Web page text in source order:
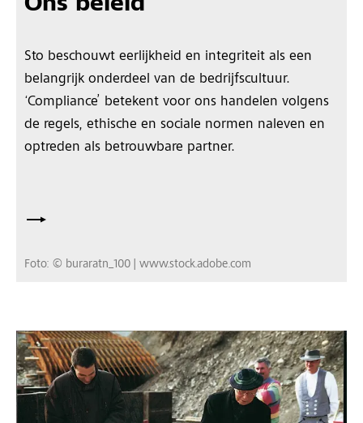
Ons beleid
Sto beschouwt eerlijkheid en integriteit als een
belangrijk onderdeel van de bedrijfscultuur.
‘Compliance’ betekent voor ons handelen volgens
de regels, ethische en sociale normen naleven en
optreden als betrouwbare partner.
Foto: © buraratn_100 | www.stock.adobe.com